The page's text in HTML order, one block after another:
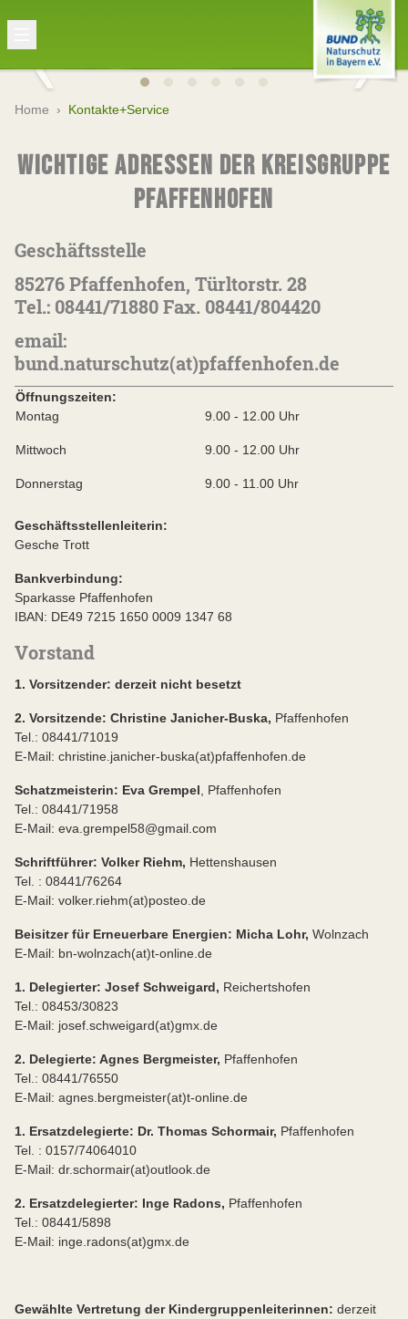
Home › Kontakte+Service
WICHTIGE ADRESSEN DER KREISGRUPPE
PFAFFENHOFEN
Geschäftsstelle
85276 Pfaffenhofen, Türltorstr. 28
Tel.: 08441/71880 Fax. 08441/804420
email:
bund.naturschutz(at)pfaffenhofen.de
Öffnungszeiten:
Montag
Mittwoch
Donnerstag
9.00 - 12.00 Uhr
9.00 - 12.00 Uhr
9.00 - 11.00 Uhr
Geschäftsstellenleiterin:
Gesche Trott
Bankverbindung:
Sparkasse Pfaffenhofen
IBAN: DE49 7215 1650 0009 1347 68
Vorstand
1. Vorsitzender: derzeit nicht besetzt
2. Vorsitzende: Christine Janicher-Buska, Pfaffenhofen
Tel.: 08441/71019
E-Mail: christine.janicher-buska(at)pfaffenhofen.de
Schatzmeisterin: Eva Grempel , Pfaffenhofen
Tel.: 08441/71958
E-Mail: eva.grempel58@gmail.com
Schriftführer: Volker Riehm, Hettenshausen
Tel. : 08441/76264
E-Mail: volker.riehm(at)posteo.de
Beisitzer für Erneuerbare Energien: Micha Lohr, Wolnzach
E-Mail: bn-wolnzach(at)t-online.de
1. Delegierter: Josef Schweigard, Reichertshofen
Tel.: 08453/30823
E-Mail: josef.schweigard(at)gmx.de
2. Delegierte: Agnes Bergmeister, Pfaffenhofen
Tel.: 08441/76550
E-Mail: agnes.bergmeister(at)t-online.de
1. Ersatzdelegierte: Dr. Thomas Schormair, Pfaffenhofen
Tel. : 0157/74064010
E-Mail: dr.schormair(at)outlook.de
2. Ersatzdelegierter: Inge Radons, Pfaffenhofen
Tel.: 08441/5898
E-Mail: inge.radons(at)gmx.de
Gewählte Vertretung der Kindergruppenleiterinnen: derzeit